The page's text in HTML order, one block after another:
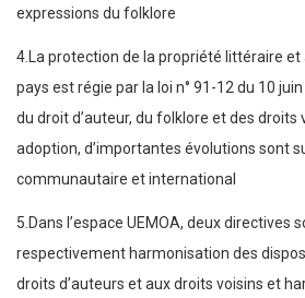
expressions du folklore
4.La protection de la propriété littéraire
pays est régie par la loi n° 91-12 du 10
du droit d’auteur, du folklore et des droits
adoption, d’importantes évolutions sont
communautaire et international
5.Dans l’espace UEMOA, deux directives
respectivement harmonisation des
droits d’auteurs et aux droits voisins et